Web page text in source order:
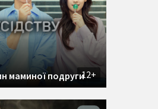
12+
маминої подруги